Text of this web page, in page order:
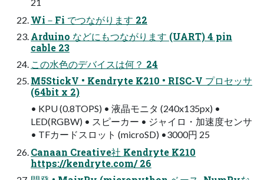
21
Wi－Fi でつながります 22
Arduino などにもつながります (UART) 4 pin
cable 23
この水色のデバイスは何？ 24
M5StickV • Kendryte K210 • RISC-V プロセッサ
(64bit x 2)
• KPU (0.8TOPS) • 液晶モニタ (240x135px) •
LED(RGBW) • スピーカー • ジャイロ・加速度センサ
• TFカードスロット (microSD) •3000円 25
Canaan Creative社 Kendryte K210
https://kendryte.com/ 26